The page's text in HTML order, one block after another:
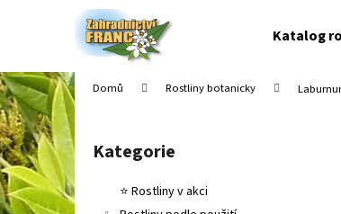
Katalog
Domů Rostliny botanicky
P
o
s
t
Přeskočit
kategorie
Kategorie
⭐ Rostliny v akci
í
k
Zpět
do
obchodu
Zpět
do
obchodu